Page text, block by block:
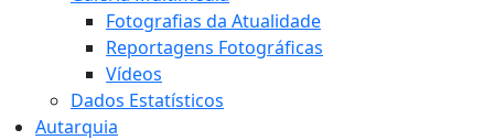
Fotografias da Atualidade
Reportagens Fotográficas
Vídeos
Dados Estatísticos
Autarquia